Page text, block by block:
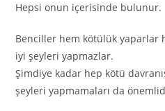
Hepsi onun içerisinde bulunur.
Benciller hem kötülük yaparlar
iyi şeyleri yapmazlar.
Şimdiye kadar hep kötü
şeyleri yapmamaları da